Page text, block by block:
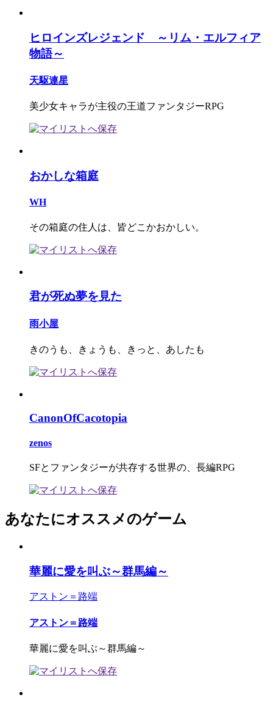
ヒロインズレジェンド ～リム・エルフィア
物語～
天駆連星
美少女キャラが主役の王道ファンタジーRPG
おかしな箱庭
WH
その箱庭の住人は、皆どこかおかしい。
君が死ぬ夢を見た
雨小屋
きのうも、きょうも、きっと、あしたも
CanonOfCacotopia
zenos
SFとファンタジーが共存する世界の、長編RPG
あなたにオススメのゲーム
華麗に愛を叫ぶ～群馬編～
アストン＝路端
アストン＝路端
華麗に愛を叫ぶ～群馬編～